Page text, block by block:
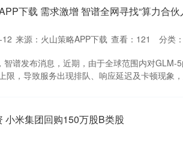
下载 需求激增 智谱全网寻找“算力合伙
12 来源：火山策略APP下载 查看： 121 分类：
智谱发布消息，近期，由于全球范围内对GLM-
限，导致服务出现排队、响应延迟及卡顿现象
小米集团回购150万股B类股